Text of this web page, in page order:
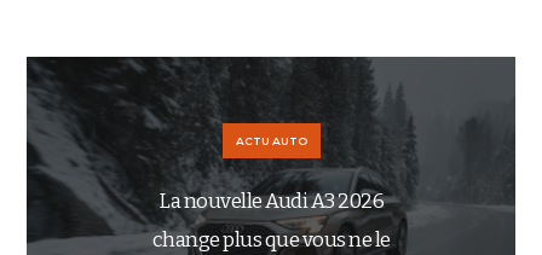
ACTU AUTO
La nouvelle Audi A3 2026
change plus que vous ne le